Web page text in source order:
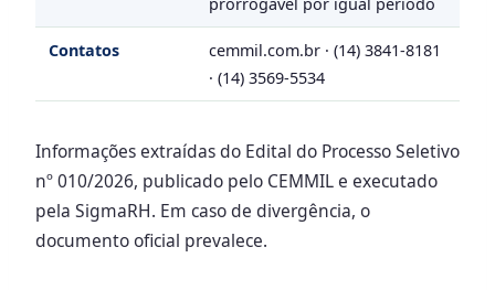
prorrogável por igual período
Contatos
cemmil.com.br · (14) 3841-8181
· (14) 3569-5534
Informações extraídas do Edital do Processo Seletivo
nº 010/2026, publicado pelo CEMMIL e executado
pela SigmaRH. Em caso de divergência, o
documento oficial prevalece.